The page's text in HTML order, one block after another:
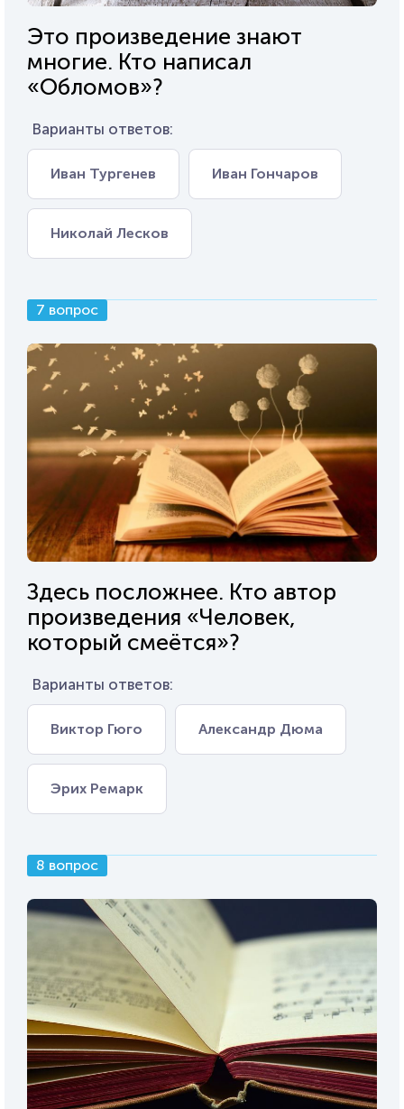
Это произведение знают
многие. Кто написал
«Обломов»?
Варианты ответов:
Иван Тургенев Иван Гончаров
Николай Лесков
7 вопрос
Здесь посложнее. Кто автор
произведения «Человек,
который смеётся»?
Варианты ответов:
Виктор Гюго Александр Дюма
Эрих Ремарк
8 вопрос